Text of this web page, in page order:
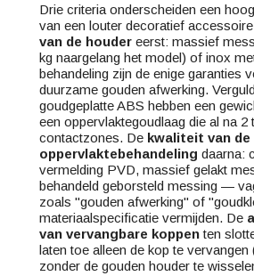
Drie criteria onderscheiden een
van een louter decoratief
van de houder eerst: massief
kg naargelang het model) of inox
behandeling zijn de enige garanties
duurzame gouden afwerking.
goudgeplatte ABS hebben een
een oppervlaktegoudlaag die al na 2
contactzones. De kwaliteit van de
oppervlaktebehandeling daarna:
vermelding PVD, massief gelakt
behandeld geborsteld messing —
zoals "gouden afwerking" of
materiaalspecificatie vermijden. De
van vervangbare koppenten
laten toe alleen de kop te vervangen
zonder de gouden houder te